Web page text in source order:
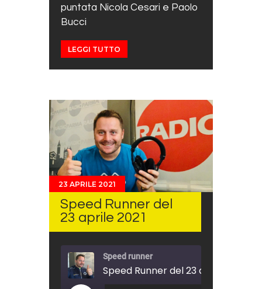
puntata Nicola Cesari e Paolo
Bucci
LEGGI TUTTO
23 APRILE 2021
Speed Runner del
23 aprile 2021
Speed runner
Speed Runner del 23 aprile 2021